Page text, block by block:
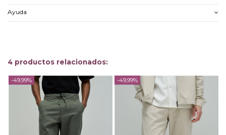
Ayuda
4 productos relacionados:
-49,99% -49,99%